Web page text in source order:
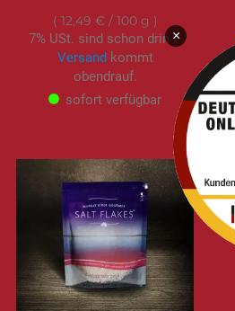
12,49 €/ 100 g
7% USt. sind schon drin –
Versandkommt
obendrauf.
sofort verfügbar
×